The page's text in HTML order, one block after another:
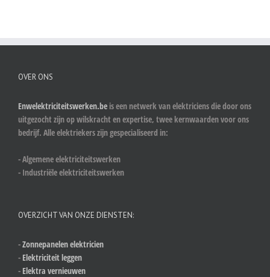
OVER ONS
Enwelektriciteitswerken.be is een netwerk van elektriciens die door ons
uitgezocht zijn op wilskracht en expertise, twee kernwaarden voor ons
bedrijf. Alle elektriekers zijn gespecialiseerd in:
- Algemene elektriciteitswerken
- Industriële elektriciteitswerken
OVERZICHT VAN ONZE DIENSTEN:
-Zonnepanelen elektricien
- Elektriciteit leggen
- Elektra vernieuwen